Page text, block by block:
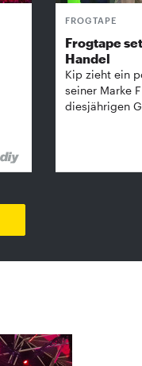
FROGTAPE
Frogtape
Handel
Kip zieht ein
seiner Marke
diesjährigen